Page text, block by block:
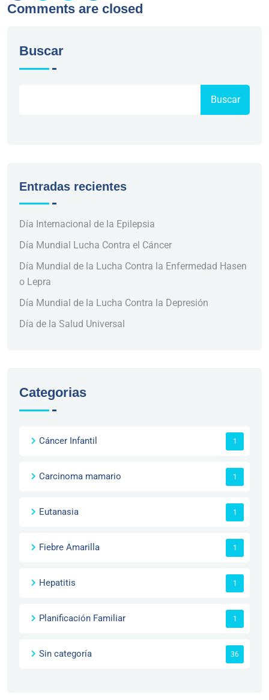
Comments are closed
Buscar
Buscar
Entradas recientes
Día Internacional de la Epilepsia
Día Mundial Lucha Contra el Cáncer
Día Mundial de la Lucha Contra la Enfermedad Hasen
o Lepra
Día Mundial de la Lucha Contra la Depresión
Día de la Salud Universal
Categorias
Cáncer Infantil 1
Carcinoma mamario 1
Eutanasia 1
Fiebre Amarilla 1
Hepatitis 1
Planificación Familiar 1
Sin categoría 36